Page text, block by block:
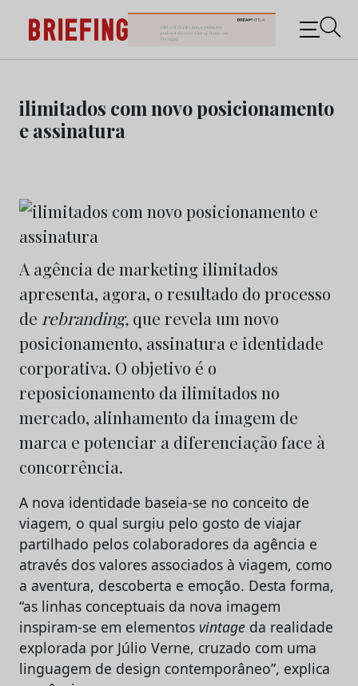
content
Briefing: Todas as notícias sobre os negócios do
Marketing e da Publicidade
ilimitados com novo posicionamento
e assinatura
A agência de marketing ilimitados
apresenta, agora, o resultado do processo
de rebranding, que revela um novo
posicionamento, assinatura e identidade
corporativa. O objetivo é o
reposicionamento da ilimitados no
mercado, alinhamento da imagem de
marca e potenciar a diferenciação face à
concorrência.
A nova identidade baseia-se no conceito de
viagem, o qual surgiu pelo gosto de viajar
partilhado pelos colaboradores da agência e
através dos valores associados à viagem, como
a aventura, descoberta e emoção. Desta forma,
“as linhas conceptuais da nova imagem
inspiram-se em elementos vintage da realidade
explorada por Júlio Verne, cruzado com uma
linguagem de design contemporâneo”, explica